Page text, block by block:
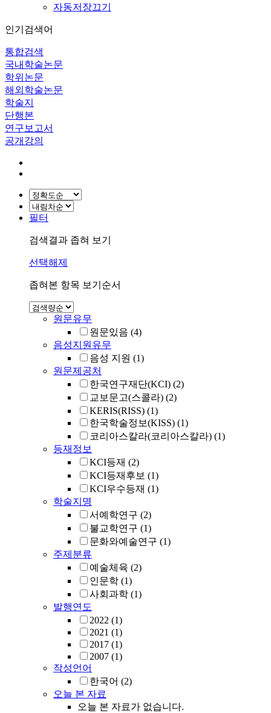
자동저장끄기
인기검색어
통합검색
국내학술논문
학위논문
해외학술논문
학술지
단행본
연구보고서
공개강의
필터
검색결과 좁혀 보기
선택해제
좁혀본 항목 보기순서
원문유무
원문있음 (4)
음성지원유무
음성 지원 (1)
원문제공처
한국연구재단(KCI) (2)
교보문고(스콜라) (2)
KERIS(RISS) (1)
한국학술정보(KISS) (1)
코리아스칼라(코리아스칼라) (1)
등재정보
KCI등재 (2)
KCI등재후보 (1)
KCI우수등재 (1)
학술지명
서예학연구 (2)
불교학연구 (1)
문화와예술연구 (1)
주제분류
예술체육 (2)
인문학 (1)
사회과학 (1)
발행연도
2022 (1)
2021 (1)
2017 (1)
2007 (1)
작성언어
한국어 (2)
오늘 본 자료
오늘 본 자료가 없습니다.